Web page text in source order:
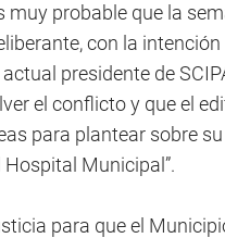
muy probable que la
con la intención
presidente de
el conflicto y que el
para plantear sobre
Municipal”.
para que el